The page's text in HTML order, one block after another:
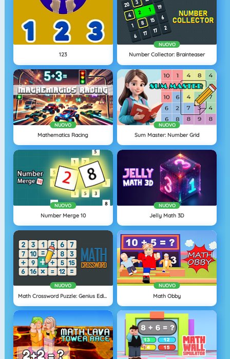
123
NUOVO
Number Collector: Brainteaser
NUOVO
Mathematics Racing
NUOVO
Sum Master: Number Grid
NUOVO
Number Merge 10
NUOVO
Jelly Math 3D
NUOVO
Math Crossword Puzzle: Genius Edition
NUOVO
Math Obby